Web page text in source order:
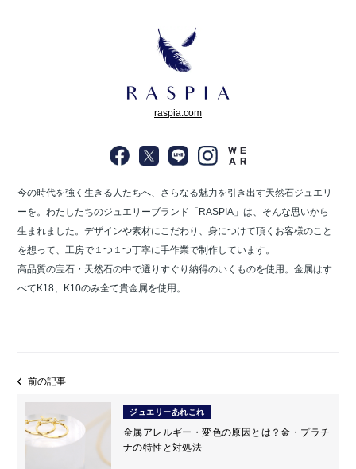
raspia.com
今の時代を強く生きる人たちへ、さらなる魅力を引き出す天然石ジュエリ
ーを。わたしたちのジュエリーブランド「RASPIA」は、そんな思いから
生まれました。デザインや素材にこだわり、身につけて頂くお客様のこと
を想って、工房で１つ１つ丁寧に手作業で制作しています。
高品質の宝石・天然石の中で選りすぐり納得のいくものを使用。金属はす
べてK18、K10のみ全て貴金属を使用。
前の記事
ジュエリーあれこれ
金属アレルギー・変色の原因とは？金・プラチ
ナの特性と対処法